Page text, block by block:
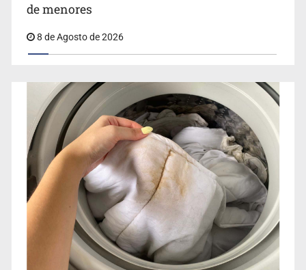
de menores
8 de Agosto de 2026